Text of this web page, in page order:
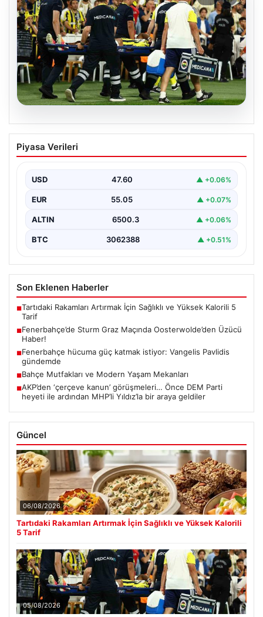
05.08.2026
Fenerbahçe’de Sturm Graz Maçında
Oosterwolde’den Üzücü Haber!
Almanya temsilcisi Sturm Graz'ı evinde ağırladı.
Mücadele…
Piyasa Verileri
USD 47.60 ▲ +0.06%
EUR 55.05 ▲ +0.07%
ALTIN 6500.3 ▲ +0.06%
BTC 3062388 ▲ +0.51%
Son Eklenen Haberler
■Tartıdaki Rakamları Artırmak İçin Sağlıklı ve Yüksek Kalorili 5
Tarif
■Fenerbahçe’de Sturm Graz Maçında Oosterwolde’den Üzücü
Haber!
■Fenerbahçe hücuma güç katmak istiyor: Vangelis Pavlidis
gündemde
■Bahçe Mutfakları ve Modern Yaşam Mekanları
■AKP’den ‘çerçeve kanun’ görüşmeleri… Önce DEM Parti
heyeti ile ardından MHP’li Yıldız’la bir araya geldiler
Güncel
06/08/2026
Tartıdaki Rakamları Artırmak İçin Sağlıklı ve Yüksek Kalorili
5 Tarif
05/08/2026